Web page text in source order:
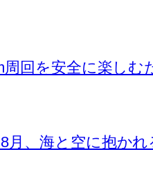
回を安全に楽しむ
、海と空に抱か